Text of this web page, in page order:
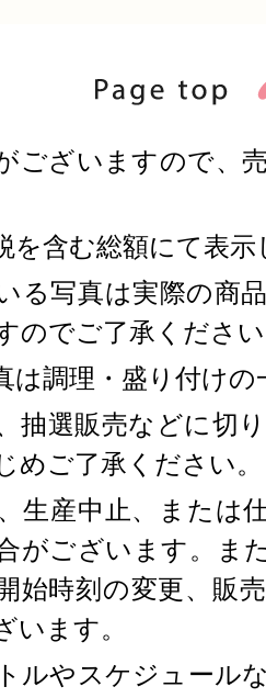
ございますので、
を含む総額にて表示
る写真は実際の商
のでご了承くださ
は調理・盛り付けの
抽選販売などに切
めご了承ください。
生産中止、または
がございます。ま
始時刻の変更、販
います。
ルやスケジュール